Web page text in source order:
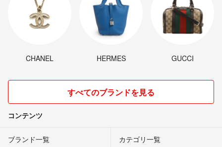
CHANEL HERMES GUCCI
すべてのブランドを見る
コンテンツ
ブランド一覧 カテゴリ一覧